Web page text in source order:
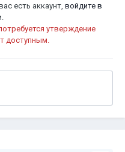
есть аккаунт, войдите в
утверждение
доступным.